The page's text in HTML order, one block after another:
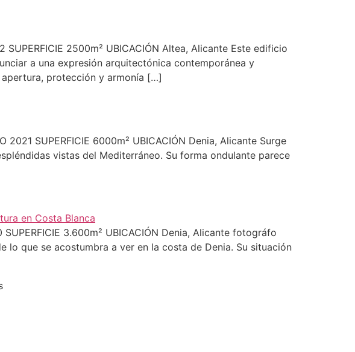
2500m² UBICACIÓN Altea, Alicante Este edificio
a una expresión arquitectónica contemporánea y
protección y armonía […]
SUPERFICIE 6000m² UBICACIÓN Denia, Alicante Surge
vistas del Mediterráneo. Su forma ondulante parece
3.600m² UBICACIÓN Denia, Alicante fotográfo
lo que se acostumbra a ver en la costa de Denia. Su situación